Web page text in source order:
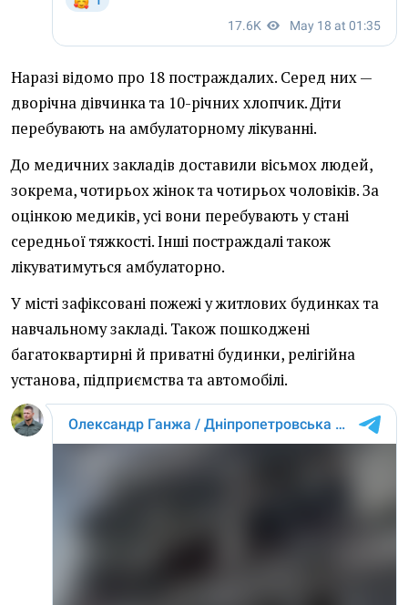
Наразі відомо про 18 постраждалих. Серед них —
дворічна дівчинка та 10-річних хлопчик. Діти
перебувають на амбулаторному лікуванні.
До медичних закладів доставили вісьмох людей,
зокрема, чотирьох жінок та чотирьох чоловіків. За
оцінкою медиків, усі вони перебувають у стані
середньої тяжкості. Інші постраждалі також
лікуватимуться амбулаторно.
У місті зафіксовані пожежі у житлових будинках та
навчальному закладі. Також пошкоджені
багатоквартирні й приватні будинки, релігійна
установа, підприємства та автомобілі.